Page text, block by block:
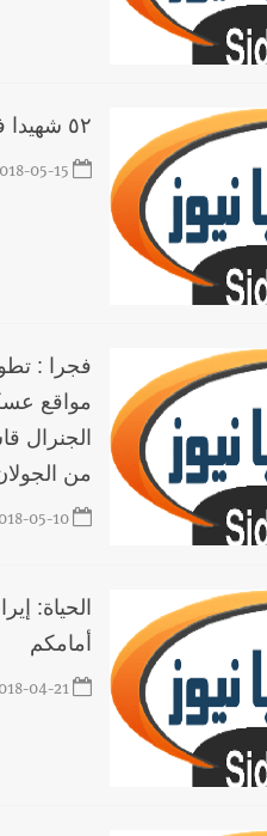
٥٢ شهيدا في المجزرة الاسرائيلية الرهيبة بغزة
05-15
فجرا :
مواقع
الجنرال
من
05-10
الحياة:
أمامكم
04-21